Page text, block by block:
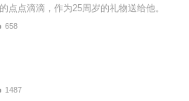
点点滴滴，作为25周岁的礼物送给他。
658
1487